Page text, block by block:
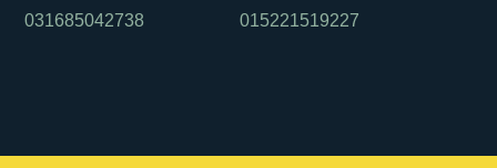
031685042738 015221519227